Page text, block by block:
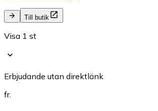
Till butik
Visa 1 st
Erbjudande utan direktlänk
fr.